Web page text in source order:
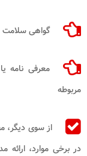
گواهی سلامت
معرفی نامه
مربوطه
از سوی دیگر،
در برخی موارد، ارائه